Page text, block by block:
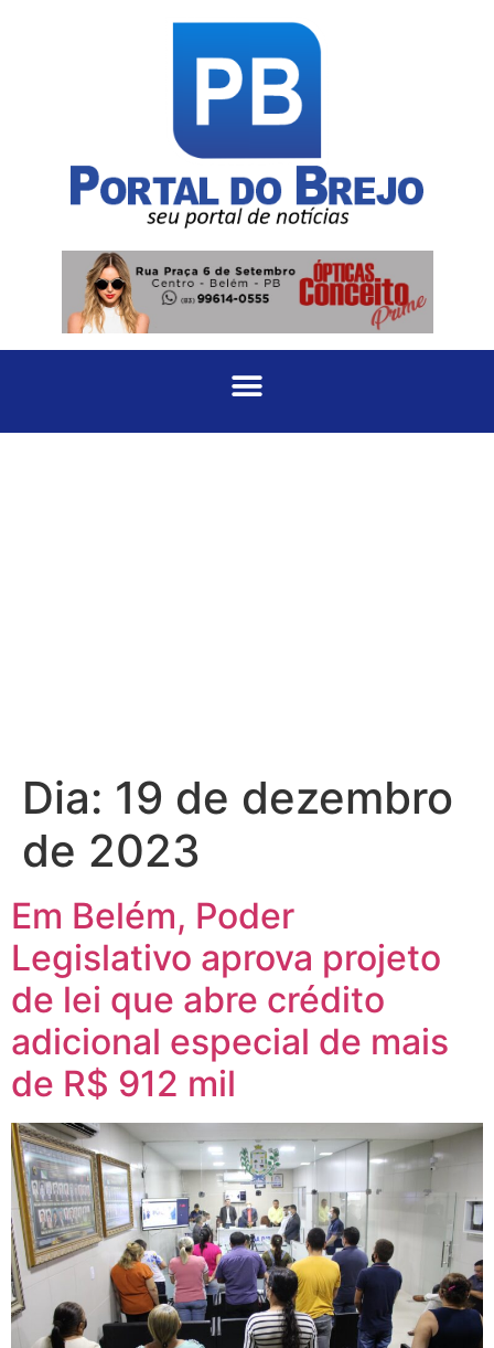
Dia: 19 de dezembro
de 2023
Em Belém, Poder
Legislativo aprova projeto
de lei que abre crédito
adicional especial de mais
de R$ 912 mil